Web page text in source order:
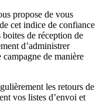
propose de vous
cet indice de confiance
de réception de
d’administrer
campagne de manière
les retours de
vos listes d’envoi et